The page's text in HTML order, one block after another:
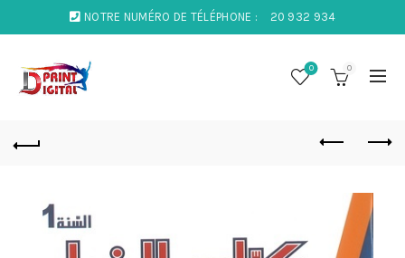
NOTRE NUMÉRO DE TÉLÉPHONE : 20 932 934
0 0